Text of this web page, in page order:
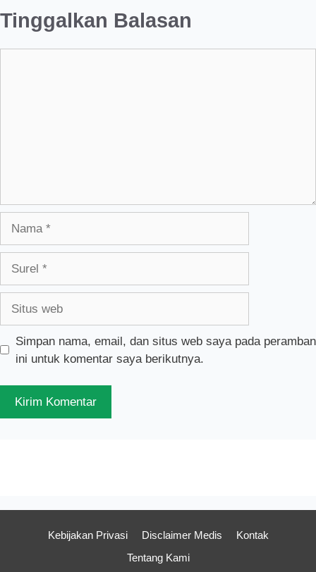
Tinggalkan Balasan
Simpan nama, email, dan situs web saya pada peramban
ini untuk komentar saya berikutnya.
Kebijakan Privasi Disclaimer Medis
Kontak
Tentang Kami